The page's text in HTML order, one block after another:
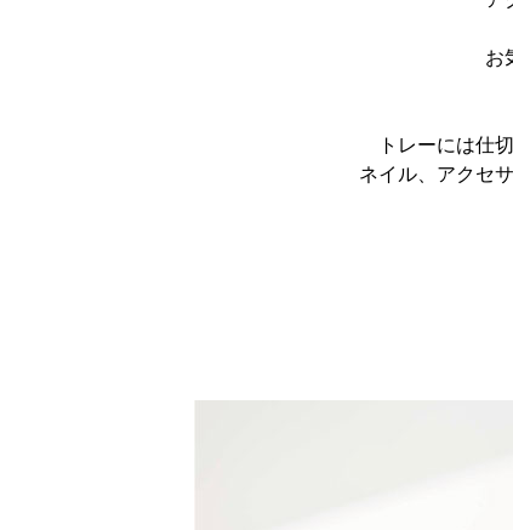
お
トレーには仕
ネイル、アクセ